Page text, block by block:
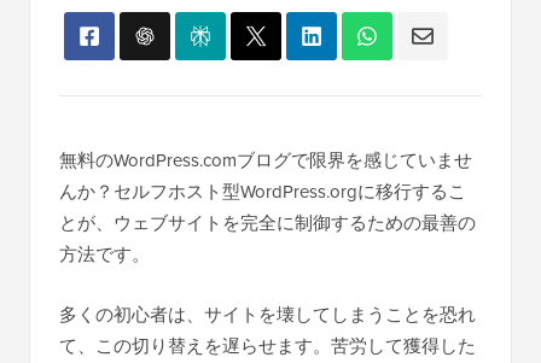
無料のWordPress.comブログで限界を感じていませ
んか？セルフホスト型WordPress.orgに移行するこ
とが、ウェブサイトを完全に制御するための最善の
方法です。
多くの初心者は、サイトを壊してしまうことを恐れ
て、この切り替えを遅らせます。苦労して獲得した